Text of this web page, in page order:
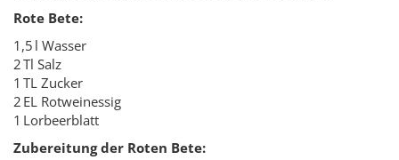
Rote Bete:
1,5 l Wasser
2 Tl Salz
1 TL Zucker
2 EL Rotweinessig
1 Lorbeerblatt
Zubereitung der Roten Bete: